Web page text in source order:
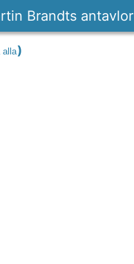
Brandts antavlor
alla)